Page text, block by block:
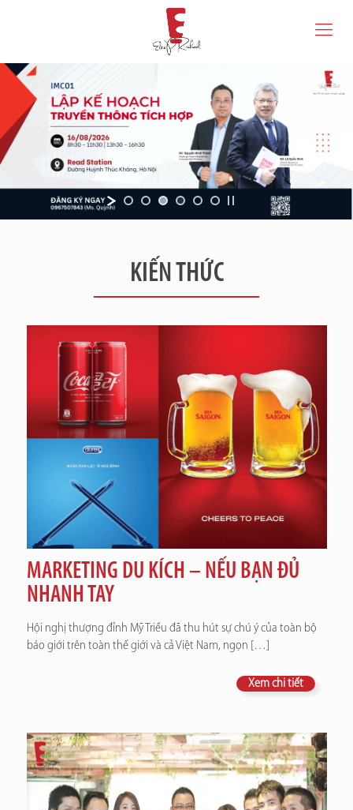
KIẾN THỨC
MARKETING DU KÍCH – NẾU BẠN ĐỦ
NHANH TAY
Hội nghị thượng đỉnh Mỹ Triều đã thu hút sự chú ý của toàn bộ
báo giới trên toàn thế giới và cả Việt Nam, ngọn […]
Xem chi tiết